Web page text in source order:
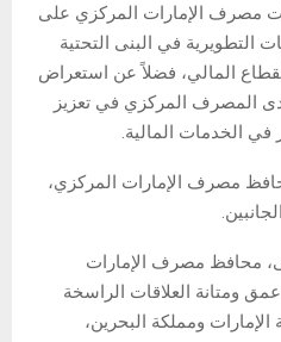
مصرف الإمارات المركزي على
التطويرية في البنى التحتية
المالي، فضلاً عن استعراض
المصرف المركزي في تعزيز
في الخدمات المالية.
مصرف الإمارات المركزي،
محافظ مصرف الإمارات
ومتانة العلاقات الراسخة
ومملكة البحرين،